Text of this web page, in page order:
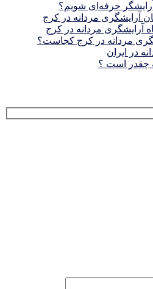
حرفه‌ای شویم؟
آرایشگری مردانه در کرج
مردانه در کرج کجاست؟
در ايران
چقدر است ؟